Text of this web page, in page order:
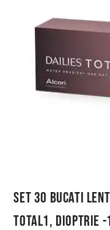
Set 30 bucati
Total1, dioptrie -